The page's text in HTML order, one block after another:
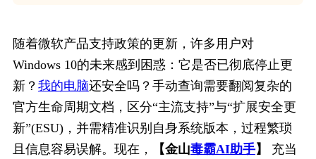
随着微软产品支持政策的更新，许多用户对
Windows 10的未来感到困惑：它是否已彻底停止更
新？ 我的电脑还安全吗？手动查询需要翻阅复杂的
官方生命周期文档，区分“主流支持”与“扩展安全更
新”(ESU)，并需精准识别自身系统版本，过程繁琐
且信息容易误解。现在，
【金山毒霸AI助手】
充当